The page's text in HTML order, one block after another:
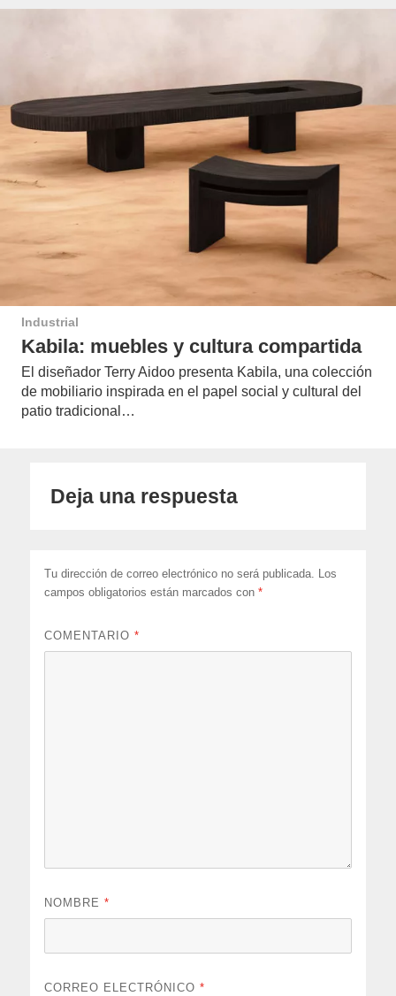
Industrial
Kabila: muebles y cultura compartida
El diseñador Terry Aidoo presenta Kabila, una colección
de mobiliario inspirada en el papel social y cultural del
patio tradicional…
Deja una respuesta
Tu dirección de correo electrónico no será publicada. Los
campos obligatorios están marcados con*
COMENTARIO*
NOMBRE*
CORREO ELECTRÓNICO*